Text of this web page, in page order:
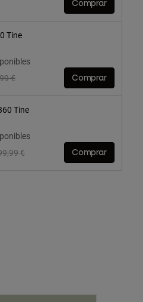
Comprar
Tine
reduced from
€to Comprar
Tine
reduced from
€to Comprar